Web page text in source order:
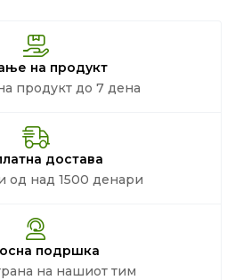
на продукт
продукт до 7 дена
достава
од над 1500 денари
подршка
на нашиот тим